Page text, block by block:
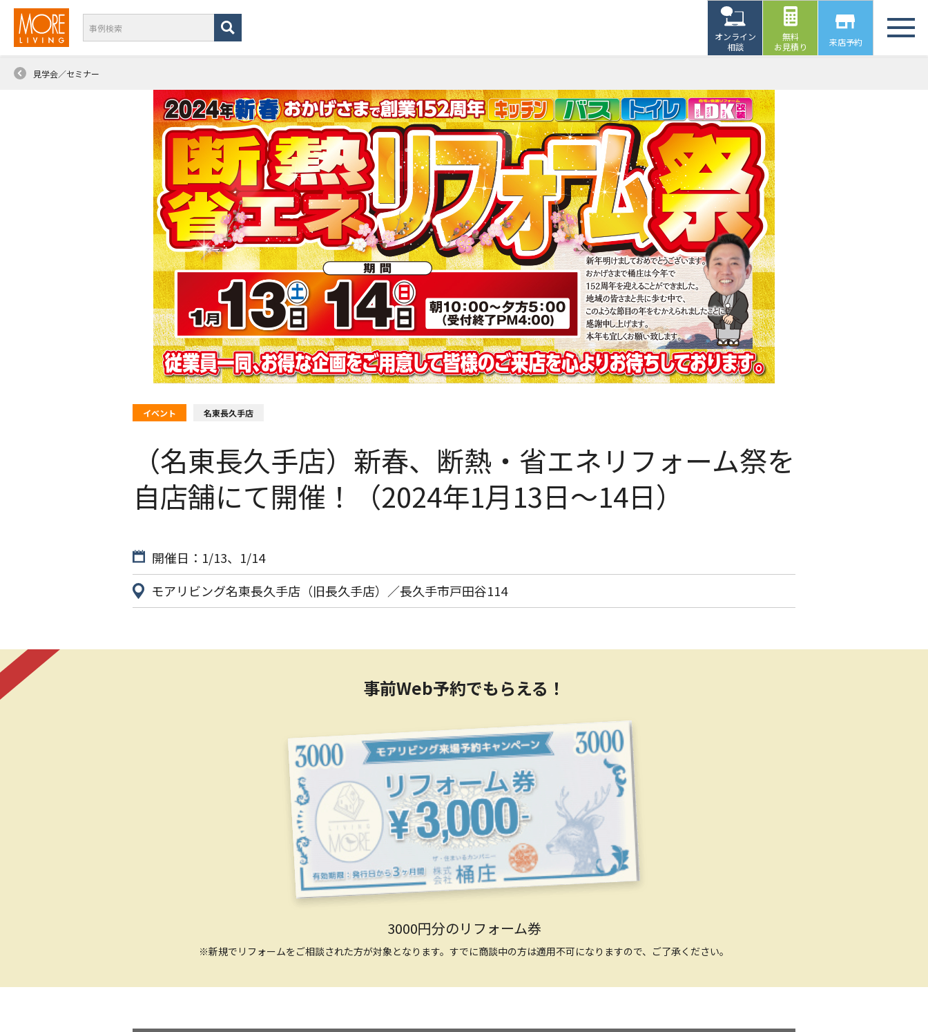
オンライン
相談
無料
お見積り
来店予約
見学会／セミナー
イベント 名東長久手店
（名東長久手店）新春、断熱・省エネリフォーム祭を
自店舗にて開催！（2024年1月13日〜14日）
開催日：1/13、1/14
モアリビング名東長久手店（旧長久手店）／長久手市戸田谷114
事前Web予約でもらえる！
3000円分のリフォーム券
※新規でリフォームをご相談された方が対象となります。すでに商談中の方は適用不可になりますので、ご了承ください。